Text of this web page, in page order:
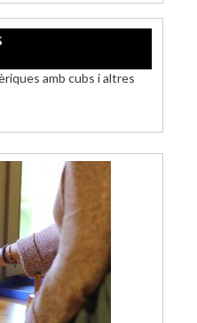
amb cubs i altres